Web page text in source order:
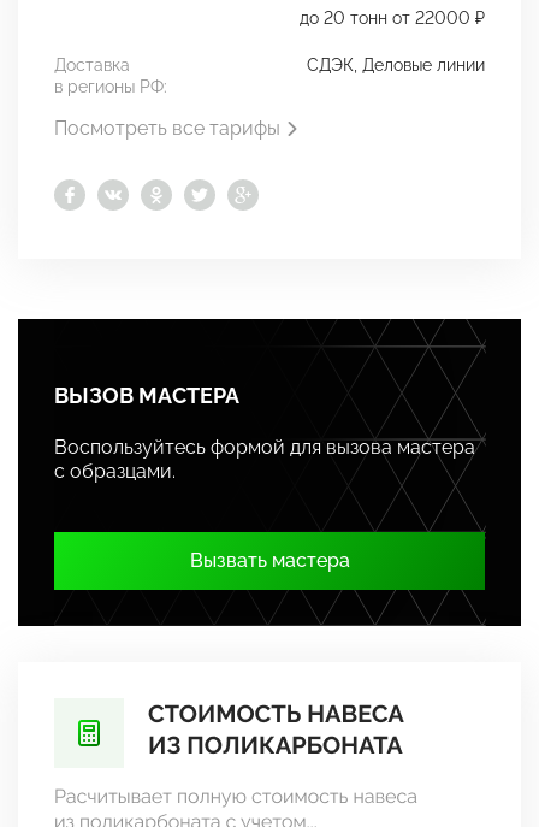
до 20 тонн от 22000 ₽
Доставка
в регионы РФ:
СДЭК, Деловые линии
Посмотреть все тарифы
ВЫЗОВ МАСТЕРА
Воспользуйтесь формой для вызова мастера
с образцами.
Вызвать мастера